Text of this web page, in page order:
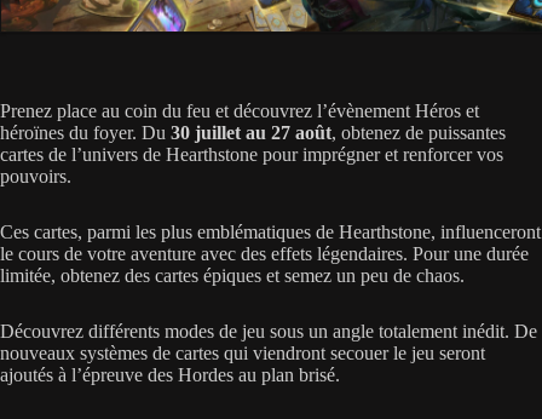
Prenez place au coin du feu et découvrez l’évènement Héros et
héroïnes du foyer. Du 30 juillet au 27 août, obtenez de puissantes
cartes de l’univers de Hearthstone pour imprégner et renforcer vos
pouvoirs.
Ces cartes, parmi les plus emblématiques de Hearthstone, influenceront
le cours de votre aventure avec des effets légendaires. Pour une durée
limitée, obtenez des cartes épiques et semez un peu de chaos.
Découvrez différents modes de jeu sous un angle totalement inédit. De
nouveaux systèmes de cartes qui viendront secouer le jeu seront
ajoutés à l’épreuve des Hordes au plan brisé.